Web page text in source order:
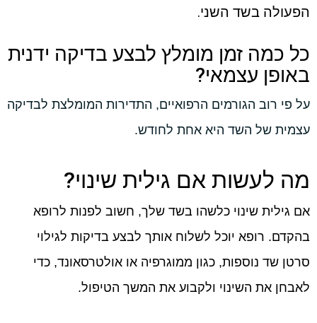
הפעולה בשד השני.
כל כמה זמן מומלץ לבצע בדיקה ידנית
באופן עצמאי?
על פי רוב הגורמים הרפואיים, התדירות המומלצת לבדיקה
עצמית של השד היא אחת לחודש.
מה לעשות אם גילית שינוי?
אם גילית שינוי כלשהו בשד שלך, חשוב לפנות לרופא
בהקדם. רופא יוכל לשלוח אותך לבצע בדיקות לגילוי
סרטן שד נוספות, כגון ממוגרפיה או אולטרסאונד, כדי
לאבחן את השינוי ולקבוע את המשך הטיפול.